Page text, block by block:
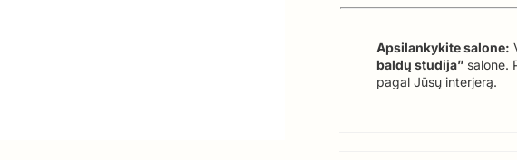
Apsilankykite salone:
baldų studija” salone.
pagal Jūsų interjerą.